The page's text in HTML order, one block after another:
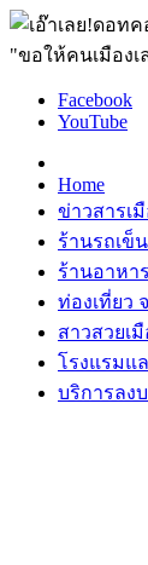
"ขอให้คนเมือง
Facebook
YouTube
Home
ข่าวสารเมื
ร้านรถเข็
ร้านอาหาร
ท่องเที่ยว
สาวสวยเมื
โรงแรมแ
บริการลง